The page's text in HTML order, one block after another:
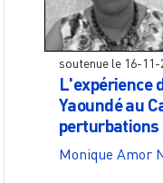
soutenue le 16-11-
L'expérience
Yaoundé au
perturbations
Monique Amor